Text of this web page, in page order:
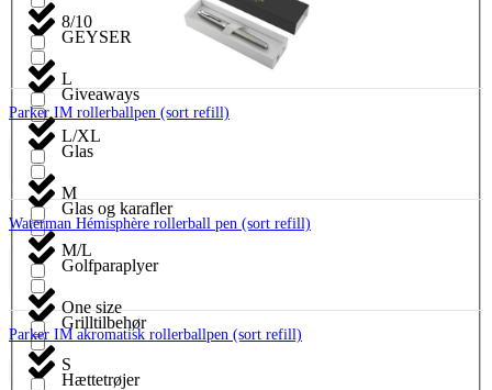
GEYSER
Giveaways
Glas
Glas og karafler
Golfparaplyer
Grilltilbehør
Hættetrøjer
8/10
L
L/XL
M
M/L
One size
S
Parker IM rollerballpen (sort refill)
Waterman Hémisphère rollerball pen (sort refill)
Parker IM akromatisk rollerballpen (sort refill)